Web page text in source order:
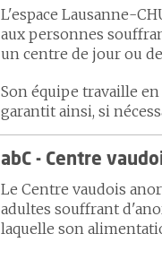
L'espace Lausanne-
aux personnes
un centre de jour ou
Son équipe travaille
garantit ainsi, si
abC - Centre
Le Centre vaudois
adultes souffrant
laquelle son